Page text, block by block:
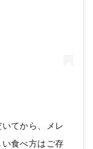
てから、メレ
食べ方はご存